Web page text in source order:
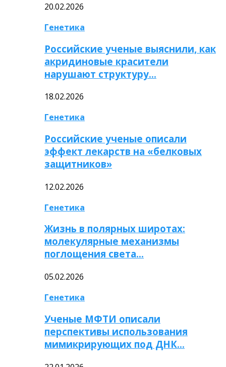
20.02.2026
Генетика
Российские ученые выяснили, как
акридиновые красители
нарушают структуру…
18.02.2026
Генетика
Российские ученые описали
эффект лекарств на «белковых
защитников»
12.02.2026
Генетика
Жизнь в полярных широтах:
молекулярные механизмы
поглощения света…
05.02.2026
Генетика
Ученые МФТИ описали
перспективы использования
мимикрирующих под ДНК…